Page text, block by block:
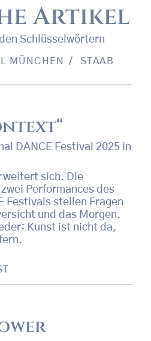
Artikel
Schlüsselwörtern
MÜNCHEN STAAB
DANCE Festival 2025 in
sich. Die
Performances des
Festivals stellen Fragen
und das Morgen.
Kunst ist nicht da,